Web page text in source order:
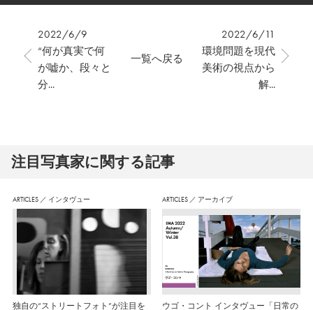
2022/6/9
“何が真実で何
が嘘か、段々と
分...
2022/6/11
環境問題を現代
美術の視点から
解...
一覧へ戻る
注⽬写真家に関する記事
ARTICLES ／ インタヴュー
独自の“ストリートフォト”が注目を
ARTICLES ／ アーカイブ
ウゴ・コント インタヴュー「日常の